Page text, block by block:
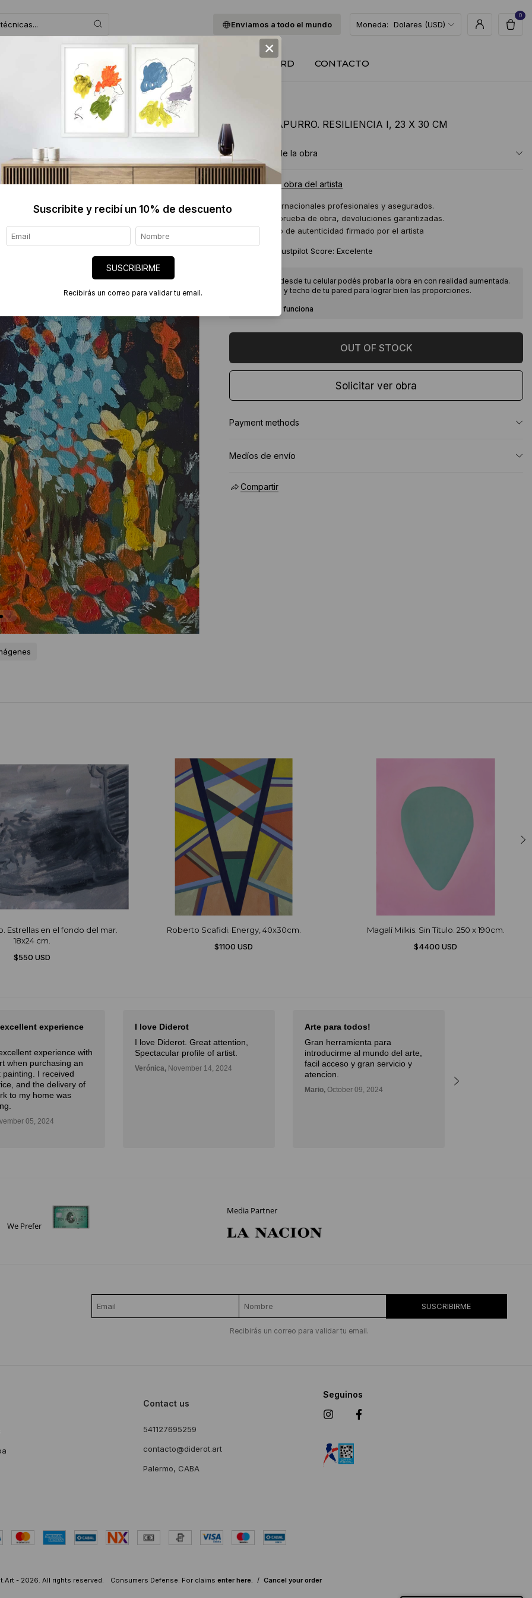
Enviamos a todo el mundo Moneda: Dolares (USD)
0
BLOG QUIENES SOMOS GIFT CARD CONTACTO
CECILIA CAPURRO. RESILIENCIA I, 23 X 30 CM
Información de la obra
Ver toda la obra del artista
Envíos internacionales profesionales y asegurados.
7 días de prueba de obra, devoluciones garantizadas.
Certificado de autenticidad firmado por el artista
Trustpilot Score: Excelente
Ingresando desde tu celular podés probar la obra en con realidad aumentada.
Enfocar piso y techo de tu pared para lograr bien las proporciones.
Ver como funciona
Solicitar ver obra
Payment methods
Medíos de envío
Compartir
Estrellas en el fondo del mar.
18x24 cm.
$550 USD
Roberto Scafidi. Energy, 40x30cm.
$1100 USD
Magalí Milkis. Sin Título. 250 x 190cm.
$4400 USD
experience
experience with
when purchasing an
painting. I received
and the delivery of
to my home was
05, 2024
I love Diderot
I love Diderot. Great attention,
Spectacular profile of artist.
Verónica, November 14, 2024
Arte para todos!
Gran herramienta para
introducirme al mundo del arte,
facil acceso y gran servicio y
atencion.
Mario, October 09, 2024
We Prefer
Media Partner
SUSCRIBIRME
Recibirás un correo para validar tu email.
Contact us
541127695259
contacto@diderot.art
Palermo, CABA
Seguinos
- 2026. All rights reserved. Consumers Defense. For claims enter here. / Cancel your order
×
Suscribite y recibí un 10% de descuento
SUSCRIBIRME
Recibirás un correo para validar tu email.